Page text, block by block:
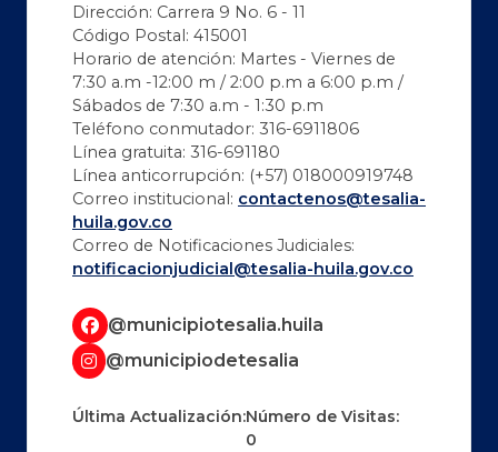
Dirección: Carrera 9 No. 6 - 11
Código Postal: 415001
Horario de atención: Martes - Viernes de
7:30 a.m -12:00 m / 2:00 p.m a 6:00 p.m /
Sábados de 7:30 a.m - 1:30 p.m
Teléfono conmutador: 316-6911806
Línea gratuita: 316-691180
Línea anticorrupción: (+57) 018000919748
Correo institucional: contactenos@tesalia-
huila.gov.co
Correo de Notificaciones Judiciales:
notificacionjudicial@tesalia-huila.gov.co
@municipiotesalia.huila
@municipiodetesalia
Última Actualización:Número de Visitas:
0